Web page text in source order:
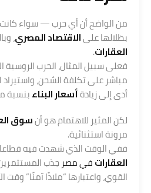
من الواضح أن أي حرب — سواء
بظلالها علىالاقتصاد المصري،
العقارات.
فعلى سبيل المثال، الحرب الروسية
مباشر على تكلفة الشحن، واستيراد
أدى إلى زيادةأسعار البناءبنسبة
لكن المثير للاهتمام هو أنسوق
مرونة استثنائية.
ففي الوقت الذي شهدت فيه
العقاراتفي مصر جذب
القوي، واعتبارها “ملاذًا آمنًا” وقت